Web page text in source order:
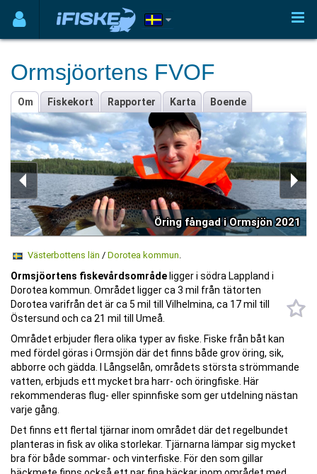
Ormsjöortens FVOF
Om Fiskekort Rapporter Karta Boende
Öring fångad i Ormsjön 2021
Västerbottens län / Dorotea kommun.
Ormsjöortens fiskevårdsområde ligger i södra Lappland i
Dorotea kommun. Området ligger ca 3 mil från tätorten
Dorotea varifrån det är ca 5 mil till Vilhelmina, ca 17 mil till
Östersund och ca 21 mil till Umeå.
Området erbjuder flera olika typer av fiske. Fiske från båt kan
med fördel göras i Ormsjön där det finns både grov öring, sik,
abborre och gädda. I Långselån, områdets största strömmande
vatten, erbjuds ett mycket bra harr- och öringfiske. Här
rekommenderas flug- eller spinnfiske som ger utdelning nästan
varje gång.
Det finns ett flertal tjärnar inom området där det regelbundet
planteras in fisk av olika storlekar. Tjärnarna lämpar sig mycket
bra för både sommar- och vinterfiske. För den som gillar